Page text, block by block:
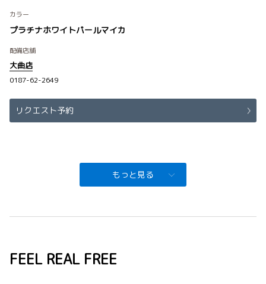
カラー
プラチナホワイトパールマイカ
配備店舗
大曲店
0187-62-2649
リクエスト予約
もっと見る
FEEL REAL FREE